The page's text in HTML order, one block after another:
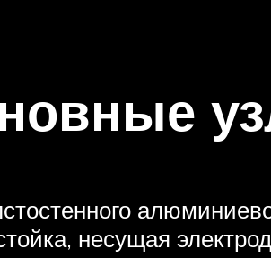
несущая